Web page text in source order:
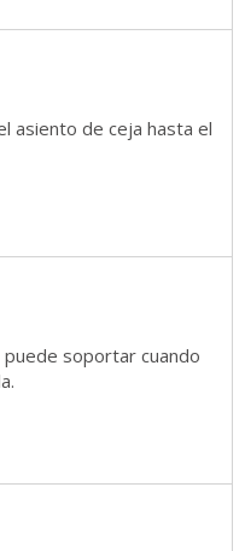
asiento de ceja hasta el
puede soportar cuando